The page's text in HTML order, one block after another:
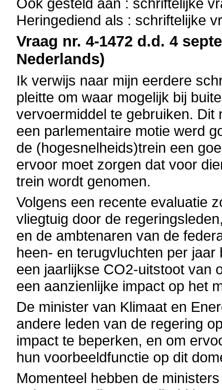
Heringediend als : schriftelijke
Vraag nr. 4-1472 d.d. 4
Nederlands)
Ik verwijs naar mijn eerdere
pleitte om waar mogelijk bij
vervoermiddel te gebruiken.
een parlementaire motie werd
de (hogesnelheids)trein een
ervoor moet zorgen dat voor
trein wordt genomen.
Volgens een recente evaluatie
vliegtuig door de
en de ambtenaren van de
heen- en terugvluchten per
een jaarlijkse CO2-uitstoot van
een aanzienlijke impact op het
De minister van Klimaat en
andere leden van de regering
impact te beperken, en om
hun voorbeeldfunctie op dit
Momenteel hebben de